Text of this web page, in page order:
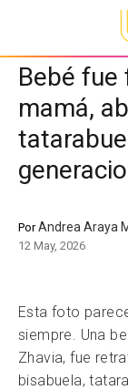
Bebé
mamá,
PorAndrea Araya
12 May, 2026
Esta foto
siempre. Una
Zhavia, fue
bisabuela,